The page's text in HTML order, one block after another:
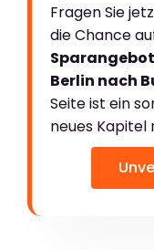
Fragen Sie
die Chance
Berlin nach
Seite ist ein
neues